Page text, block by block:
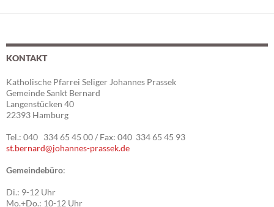
KONTAKT
Katholische Pfarrei Seliger Johannes Prassek
Gemeinde Sankt Bernard
Langenstücken 40
22393 Hamburg
Tel.: 040 334 65 45 00 / Fax: 040 334 65 45 93
st.bernard@johannes-prassek.de
Gemeindebüro:
Di.: 9-12 Uhr
Mo.+Do.: 10-12 Uhr